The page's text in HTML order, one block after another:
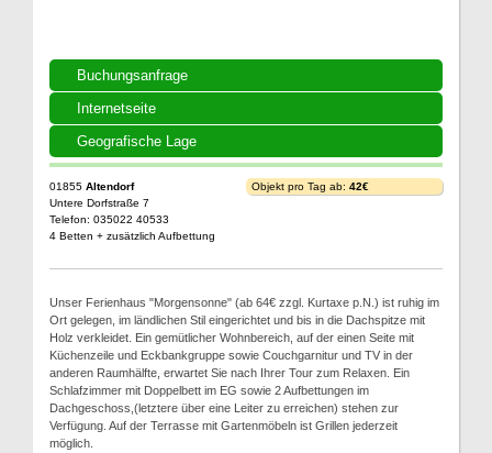
Buchungsanfrage
Internetseite
Geografische Lage
01855 Altendorf
Untere Dorfstraße 7
Telefon: 035022 40533
4 Betten + zusätzlich Aufbettung
Objekt pro Tag ab: 42€
Unser Ferienhaus "Morgensonne" (ab 64€ zzgl. Kurtaxe p.N.) ist ruhig im
Ort gelegen, im ländlichen Stil eingerichtet und bis in die Dachspitze mit
Holz verkleidet. Ein gemütlicher Wohnbereich, auf der einen Seite mit
Küchenzeile und Eckbankgruppe sowie Couchgarnitur und TV in der
anderen Raumhälfte, erwartet Sie nach Ihrer Tour zum Relaxen. Ein
Schlafzimmer mit Doppelbett im EG sowie 2 Aufbettungen im
Dachgeschoss,(letztere über eine Leiter zu erreichen) stehen zur
Verfügung. Auf der Terrasse mit Gartenmöbeln ist Grillen jederzeit
möglich.